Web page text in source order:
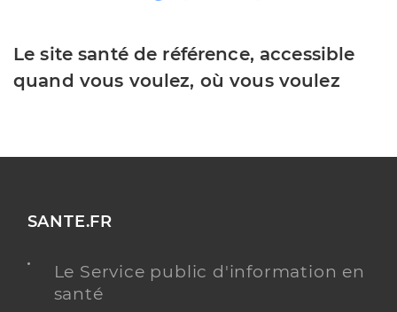
Le site santé de référence, accessible
quand vous voulez, où vous voulez
SANTE.FR
Le Service public d'information en
santé